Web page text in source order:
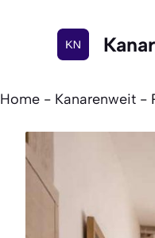
Home - Kanarenweit -